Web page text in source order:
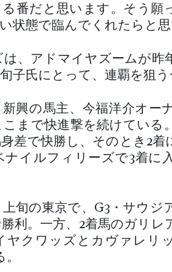
番だと思います。そう願
状態で臨んでくれたらと思
、アドマイヤズームが昨
子氏にとって、連覇を狙う
興の馬主、今福洋介オー
まで快進撃を続けている
差で快勝し、そのとき2着
ナイルフィリーズで3着に
旬の東京で、G3・サウジ
利。一方、2着馬のガリレ
ヤクワッズとカヴァレリ